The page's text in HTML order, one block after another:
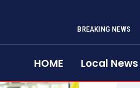
BREAKING NEWS
HOME Local News